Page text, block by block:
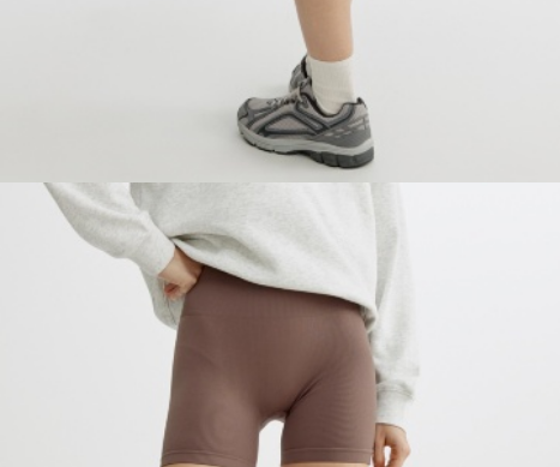
SELA × МАЛЕНЬКИЙ ПРИНЦновое
ПРИМЕРИТЬ ОНЛАЙН
SELA × ЧЕБУРАШКА
SELA × СОЮЗМУЛЬТФИЛЬМ
SELA.PREMIUM
СКОРО В ПРОДАЖЕ
РАСПРОДАЖА ДО -60%